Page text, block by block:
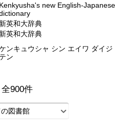
Kenkyusha's new English-Japanese
新英和大辞典
新英和大辞典
ンキュウシャ シン エイワ ダイジ
テン
全900件
図書館